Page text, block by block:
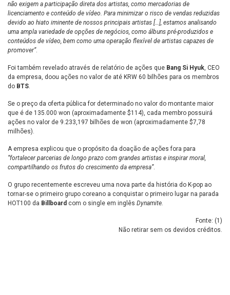
não exigem a participação direta dos artistas, como mercadorias de
licenciamento e conteúdo de vídeo. Para minimizar o risco de vendas reduzidas
devido ao hiato iminente de nossos principais artistas […], estamos analisando
uma ampla variedade de opções de negócios, como álbuns pré-produzidos e
conteúdos de vídeo, bem como uma operação flexível de artistas capazes de
promover”.
Foi também revelado através de relatório de ações que Bang Si Hyuk, CEO
da empresa, doou ações no valor de até KRW 60 bilhões para os membros
do BTS.
Se o preço da oferta pública for determinado no valor do montante maior
que é de 135.000 won (aproximadamente $114), cada membro possuirá
ações no valor de 9.233,197 bilhões de won (aproximadamente $7,78
milhões).
A empresa explicou que o propósito da doação de ações fora para
“fortalecer parcerias de longo prazo com grandes artistas e inspirar moral,
compartilhando os frutos do crescimento da empresa”.
O grupo recentemente escreveu uma nova parte da história do K-pop ao
tornar-se o primeiro grupo coreano a conquistar o primeiro lugar na parada
HOT100 da Billboard com o single em inglês Dynamite.
Fonte: (1 )
Não retirar sem os devidos créditos.